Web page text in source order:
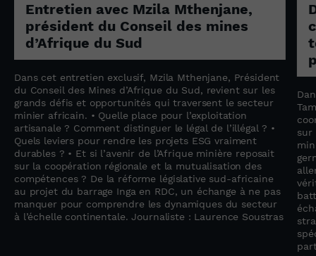
Entretien avec Mzila Mthenjane,
président du Conseil des mines
d’Afrique du Sud
Dans cet entretien exclusif, Mzila Mthenjane, Président
du Conseil des Mines d’Afrique du Sud, revient sur les
grands défis et opportunités qui traversent le secteur
minier africain. • Quelle place pour l’exploitation
artisanale ? Comment distinguer le légal de l’illégal ? •
Quels leviers pour rendre les projets ESG vraiment
durables ? • Et si l’avenir de l’Afrique minière reposait
sur la coopération régionale et la mutualisation des
compétences ? De la réforme législative sud-africaine
au projet du barrage Inga en RDC, un échange à ne pas
manquer pour comprendre les dynamiques du secteur
à l’échelle continentale. Journaliste : Laurence Soustras
sur